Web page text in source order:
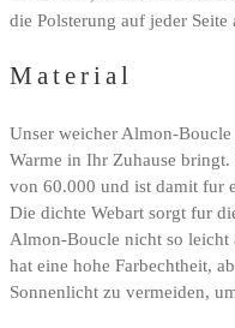
die Polsterung auf jeder
Material
Unser weicher Almon-
Warme in Ihr Zuhause
von 60.000 und ist damit fur
Die dichte Webart sorgt fur
Almon-Boucle nicht so leicht
hat eine hohe Farbechtheit,
Sonnenlicht zu vermeiden,